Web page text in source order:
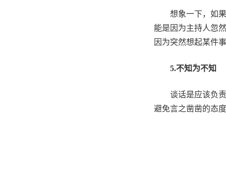
想象一下，如
能是因为主持人忽
因为突然想起某件
5.不知为不知
谈话是应该负
避免言之凿凿的态